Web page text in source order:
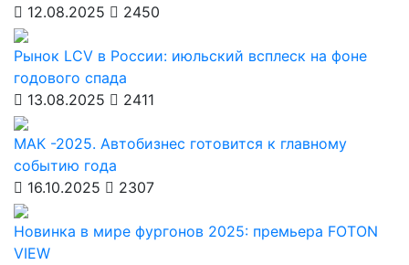
12.08.2025
2450
Рынок LCV в России: июльский всплеск на фоне
годового спада
13.08.2025
2411
МАК -2025. Автобизнес готовится к главному
событию года
16.10.2025
2307
Новинка в мире фургонов 2025: премьера FOTON
VIEW